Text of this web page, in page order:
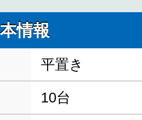
情報
平置き
10台